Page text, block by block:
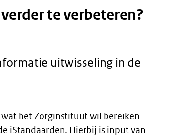
te verbeteren?
uitwisseling in de
wat het Zorginstituut wil bereiken
iStandaarden. Hierbij is input van